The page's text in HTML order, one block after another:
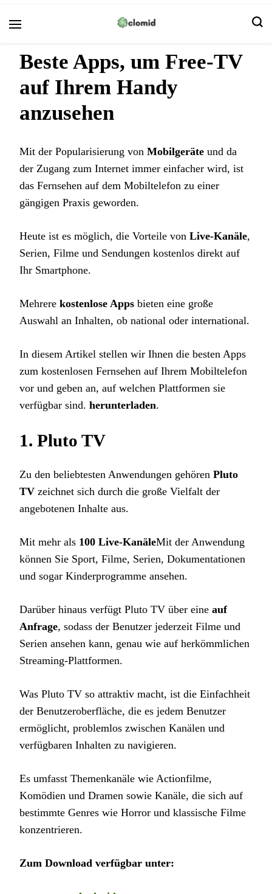
Beste Apps, um Free-TV
auf Ihrem Handy
anzusehen
Mit der Popularisierung von Mobilgeräte und da
der Zugang zum Internet immer einfacher wird, ist
das Fernsehen auf dem Mobiltelefon zu einer
gängigen Praxis geworden.
Heute ist es möglich, die Vorteile von Live-Kanäle,
Serien, Filme und Sendungen kostenlos direkt auf
Ihr Smartphone.
Mehrere kostenlose Apps bieten eine große
Auswahl an Inhalten, ob national oder international.
In diesem Artikel stellen wir Ihnen die besten Apps
zum kostenlosen Fernsehen auf Ihrem Mobiltelefon
vor und geben an, auf welchen Plattformen sie
verfügbar sind. herunterladen.
1. Pluto TV
Zu den beliebtesten Anwendungen gehören Pluto
TV zeichnet sich durch die große Vielfalt der
angebotenen Inhalte aus.
Mit mehr als 100 Live-KanäleMit der Anwendung
können Sie Sport, Filme, Serien, Dokumentationen
und sogar Kinderprogramme ansehen.
Darüber hinaus verfügt Pluto TV über eine auf
Anfrage, sodass der Benutzer jederzeit Filme und
Serien ansehen kann, genau wie auf herkömmlichen
Streaming-Plattformen.
Was Pluto TV so attraktiv macht, ist die Einfachheit
der Benutzeroberfläche, die es jedem Benutzer
ermöglicht, problemlos zwischen Kanälen und
verfügbaren Inhalten zu navigieren.
Es umfasst Themenkanäle wie Actionfilme,
Komödien und Dramen sowie Kanäle, die sich auf
bestimmte Genres wie Horror und klassische Filme
konzentrieren.
Zum Download verfügbar unter: